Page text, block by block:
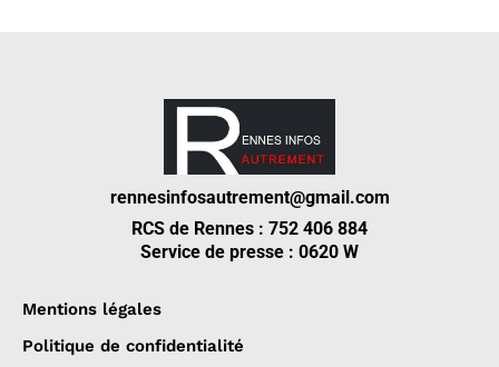
rennesinfosautrement@gmail.com
RCS de Rennes : 752 406 884
Service de presse : 0620 W
Mentions légales
Politique de confidentialité